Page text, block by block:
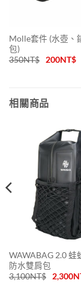
Molle套件 (水壺、
包)
350NT$ 200NT$
相關商品
WAWABAG 2.0 蛙
防水雙肩包
3,100NT$ 2,300